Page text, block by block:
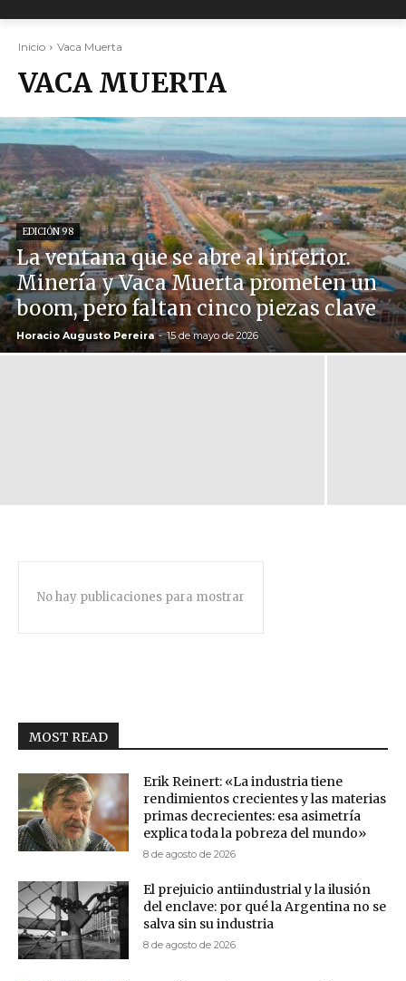
Inicio Vaca Muerta
VACA MUERTA
EDICIÓN 98
La ventana que se abre al interior.
Minería y Vaca Muerta prometen un
boom, pero faltan cinco piezas clave
Horacio Augusto Pereira - 15 de mayo de 2026
No hay publicaciones para mostrar
MOST READ
Erik Reinert: «La industria tiene
rendimientos crecientes y las materias
primas decrecientes: esa asimetría
explica toda la pobreza del mundo»
8 de agosto de 2026
El prejuicio antiindustrial y la ilusión
del enclave: por qué la Argentina no se
salva sin su industria
8 de agosto de 2026